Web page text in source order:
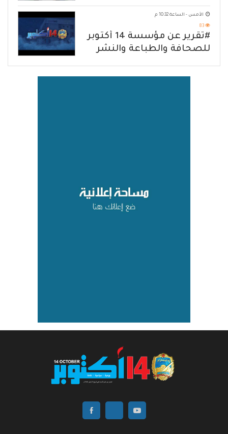
يكشف حصار الحوثي للشعب
الأمس - الساعة 10:32 م
83
#تقرير عن مؤسسة 14 أكتوبر
للصحافة والطباعة والنشر